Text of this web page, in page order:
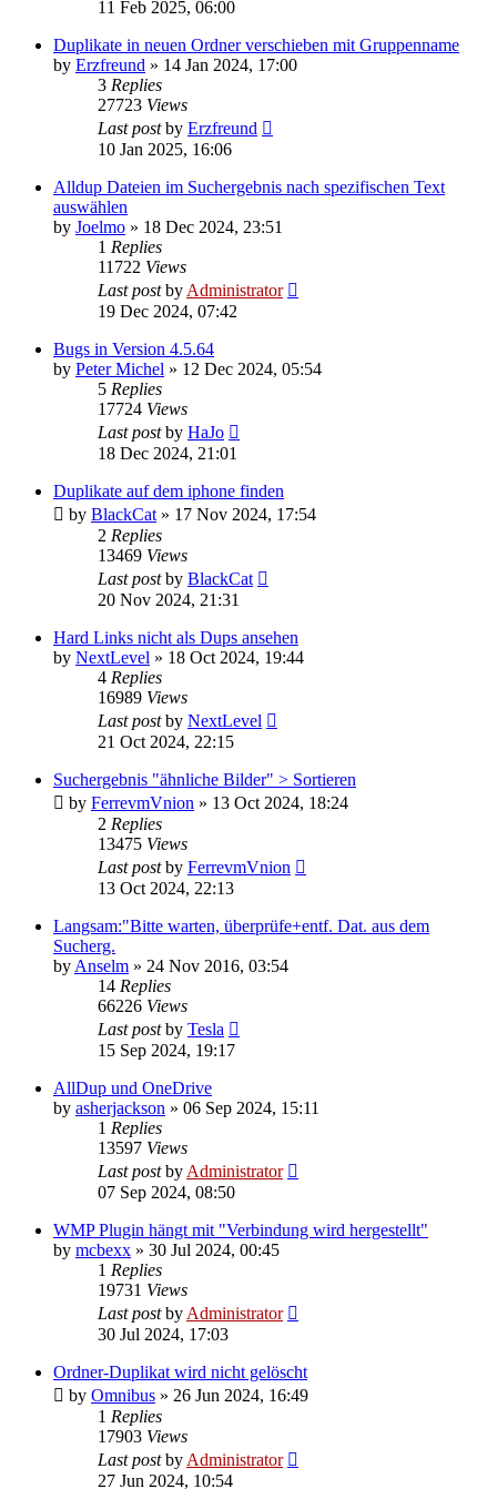
11 Feb 2025, 06:00
Duplikate in neuen Ordner verschieben mit Gruppenname
by Erzfreund » 14 Jan 2024, 17:00
3 Replies
27723 Views
Last postby Erzfreund
10 Jan 2025, 16:06
Alldup Dateien im Suchergebnis nach spezifischen Text
auswählen
by Joelmo » 18 Dec 2024, 23:51
1 Replies
11722 Views
Last postby Administrator
19 Dec 2024, 07:42
Bugs in Version 4.5.64
by Peter Michel » 12 Dec 2024, 05:54
5 Replies
17724 Views
Last postby HaJo
18 Dec 2024, 21:01
Duplikate auf dem iphone finden
by BlackCat » 17 Nov 2024, 17:54
2 Replies
13469 Views
Last postby BlackCat
20 Nov 2024, 21:31
Hard Links nicht als Dups ansehen
by NextLevel » 18 Oct 2024, 19:44
4 Replies
16989 Views
Last postby NextLevel
21 Oct 2024, 22:15
Suchergebnis "ähnliche Bilder" > Sortieren
by FerrevmVnion » 13 Oct 2024, 18:24
2 Replies
13475 Views
Last postby FerrevmVnion
13 Oct 2024, 22:13
Langsam:"Bitte warten, überprüfe+entf. Dat. aus dem
Sucherg.
by Anselm » 24 Nov 2016, 03:54
14 Replies
66226 Views
Last postby Tesla
15 Sep 2024, 19:17
AllDup und OneDrive
by asherjackson » 06 Sep 2024, 15:11
1 Replies
13597 Views
Last postby Administrator
07 Sep 2024, 08:50
WMP Plugin hängt mit "Verbindung wird hergestellt"
by mcbexx » 30 Jul 2024, 00:45
1 Replies
19731 Views
Last postby Administrator
30 Jul 2024, 17:03
Ordner-Duplikat wird nicht gelöscht
by Omnibus » 26 Jun 2024, 16:49
1 Replies
17903 Views
Last postby Administrator
27 Jun 2024, 10:54